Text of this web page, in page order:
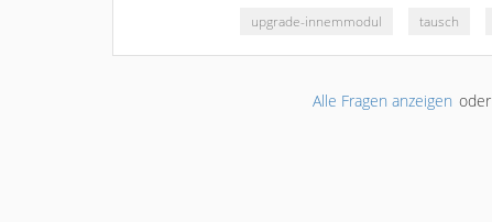
upgrade-innemmodul
tausch
Alle Fragen anzeigen oder